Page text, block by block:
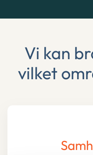
Vi kan
vilket